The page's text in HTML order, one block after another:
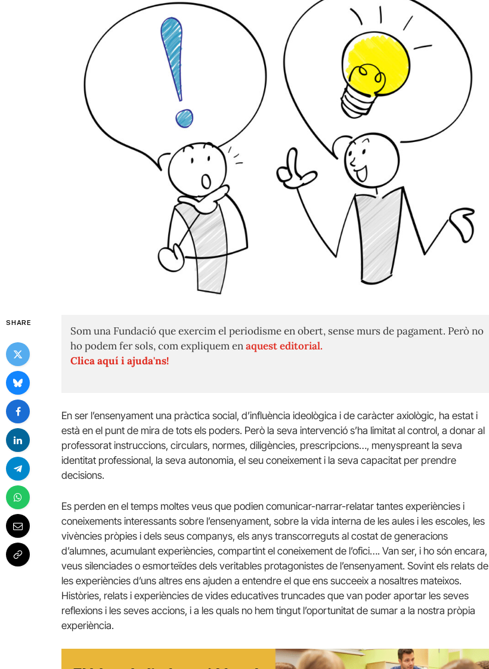
SHARE
Som una Fundació que exercim el periodisme en obert, sense murs de pagament. Però no
ho podem fer sols, com expliquem enaquest editorial.
Clica aquí i ajuda'ns!
En ser l’ensenyament una pràctica social, d’influència ideològica i de caràcter axiològic, ha estat i
està en el punt de mira de tots els poders. Però la seva intervenció s’ha limitat al control, a donar al
professorat instruccions, circulars, normes, diligències, prescripcions…, menyspreant la seva
identitat professional, la seva autonomia, el seu coneixement i la seva capacitat per prendre
decisions.
Es perden en el temps moltes veus que podien comunicar-narrar-relatar tantes experiències i
coneixements interessants sobre l’ensenyament, sobre la vida interna de les aules i les escoles, les
vivències pròpies i dels seus companys, els anys transcorreguts al costat de generacions
d’alumnes, acumulant experiències, compartint el coneixement de l’ofici…. Van ser, i ho són encara,
veus silenciades o esmorteïdes dels veritables protagonistes de l’ensenyament. Sovint els relats de
les experiències d’uns altres ens ajuden a entendre el que ens succeeix a nosaltres mateixos.
Històries, relats i experiències de vides educatives truncades que van poder aportar les seves
reflexions i les seves accions, i a les quals no hem tingut l’oportunitat de sumar a la nostra pròpia
experiència.